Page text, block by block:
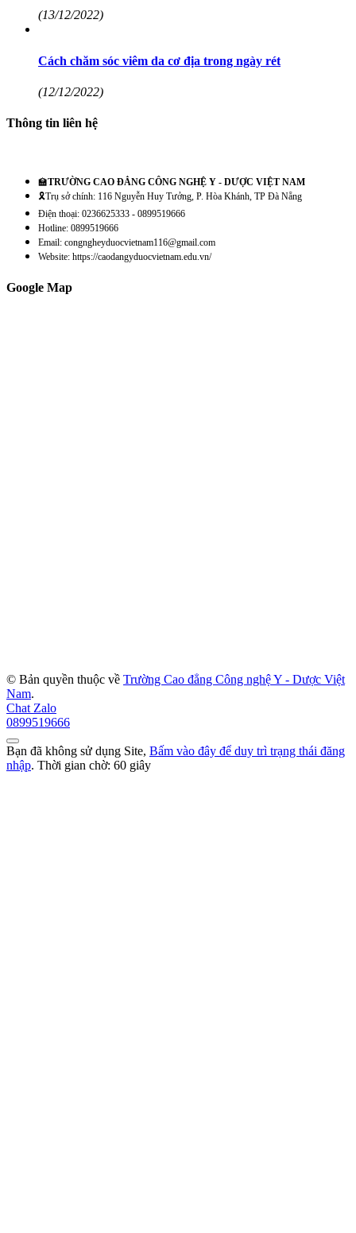
(13/12/2022)
Cách chăm sóc viêm da cơ địa trong ngày rét
(12/12/2022)
Thông tin liên hệ
🏫TRƯỜNG CAO ĐẲNG CÔNG NGHỆ Y - DƯỢC VIỆT NAM
🎗️Trụ sở chính: 116 Nguyễn Huy Tưởng, P. Hòa Khánh, TP Đà Nẵng
Điện thoại: 0236625333 - 0899519666
Hotline: 0899519666
Email: congngheyduocvietnam116@gmail.com
Website: https://caodangyduocvietnam.edu.vn/
Google Map
© Bản quyền thuộc về Trường Cao đẳng Công nghệ Y - Dược Việt
Nam.
Chat Zalo
0899519666
Bạn đã không sử dụng Site, Bấm vào đây để duy trì trạng thái đăng
nhập. Thời gian chờ: 60 giây